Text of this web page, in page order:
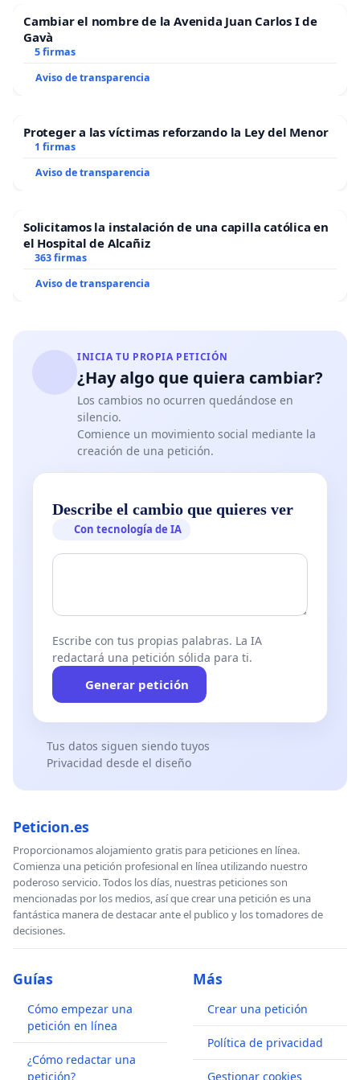
Cambiar el nombre de la Avenida Juan Carlos I de
Gavà
5 firmas
Aviso de transparencia
Proteger a las víctimas reforzando la Ley del Menor
1 firmas
Aviso de transparencia
Solicitamos la instalación de una capilla católica en
el Hospital de Alcañiz
363 firmas
Aviso de transparencia
INICIA TU PROPIA PETICIÓN
¿Hay algo que quiera cambiar?
Los cambios no ocurren quedándose en
silencio.
Comience un movimiento social mediante la
creación de una petición.
Describe el cambio que quieres ver
Con tecnología de IA
Escribe con tus propias palabras. La IA
redactará una petición sólida para ti.
Generar petición
Tus datos siguen siendo tuyos
Privacidad desde el diseño
Peticion.es
Proporcionamos alojamiento gratis para peticiones en línea.
Comienza una petición profesional en línea utilizando nuestro
poderoso servicio. Todos los días, nuestras peticiones son
mencionadas por los medios, así que crear una petición es una
fantástica manera de destacar ante el publico y los tomadores de
decisiones.
Guías
Cómo empezar una
petición en línea
¿Cómo redactar una
petición?
Más
Crear una petición
Política de privacidad
Gestionar cookies